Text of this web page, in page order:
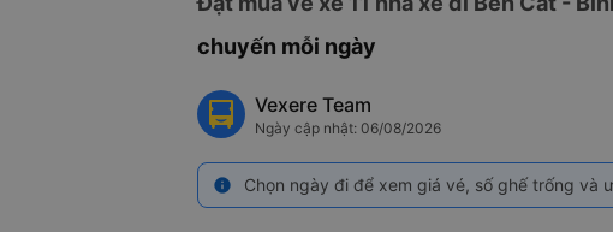
chuyến mỗi ngày
Vexere Team
Ngày cập nhật: 06/08/2026
info Chọn ngày đi để xem giá vé, số ghế trống và